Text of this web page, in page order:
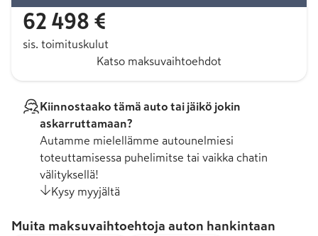
62 498 €
sis. toimituskulut
Katso maksuvaihtoehdot
Kiinnostaako tämä auto tai jäikö jokin
askarruttamaan?
Autamme mielellämme autounelmiesi
toteuttamisessa puhelimitse tai vaikka chatin
välityksellä!
Kysy myyjältä
Muita maksuvaihtoehtoja auton hankintaan